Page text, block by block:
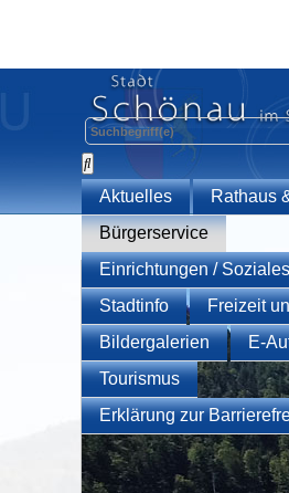
Aktuelles
Rathaus
Bürgerservice
Einrichtungen / Soziales
Stadtinfo
Freizeit
Bildergalerien
E-
Tourismus
Erklärung zur